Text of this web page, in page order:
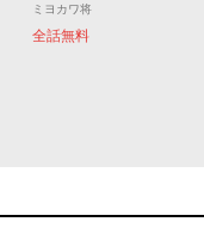
ミヨカワ将
全話無料